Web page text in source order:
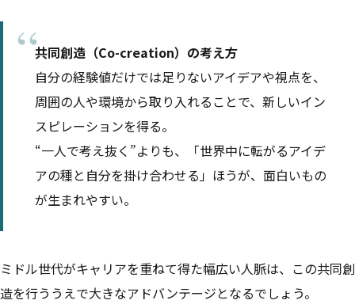
共同創造（Co-creation）の考え方
自分の経験値だけでは足りないアイデアや視点を、
周囲の人や環境から取り入れることで、新しいイン
スピレーションを得る。
“一人で考え抜く”よりも、「世界中に転がるアイデ
アの種と自分を掛け合わせる」ほうが、面白いもの
が生まれやすい。
ミドル世代がキャリアを重ねて得た幅広い人脈は、この共同創
造を行ううえで大きなアドバンテージとなるでしょう。